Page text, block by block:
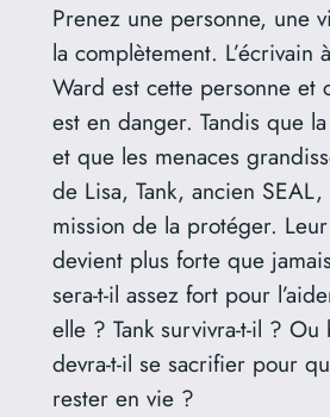
Prenez une personne, une
la complètement. L’écrivain
Ward est cette personne et
est en danger. Tandis que
et que les menaces
de Lisa, Tank, ancien
mission de la protéger.
devient plus forte que
sera-t-il assez fort pour
elle ? Tank survivra-t-il ? Ou
devra-t-il se sacrifier pour
rester en vie ?